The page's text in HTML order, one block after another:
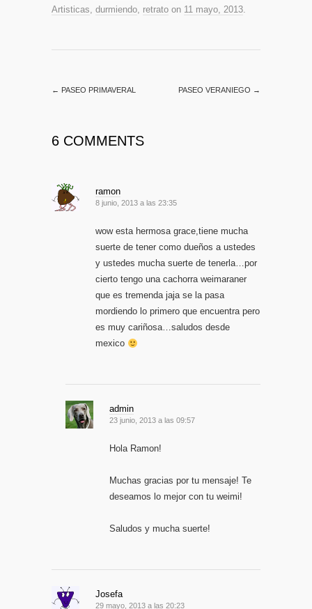
Artisticas, durmiendo, retrato on 11 mayo, 2013.
← PASEO PRIMAVERAL PASEO VERANIEGO →
6 COMMENTS
ramon
8 junio, 2013 a las 23:35
wow esta hermosa grace,tiene mucha
suerte de tener como dueños a ustedes
y ustedes mucha suerte de tenerla…por
cierto tengo una cachorra weimaraner
que es tremenda jaja se la pasa
mordiendo lo primero que encuentra pero
es muy cariñosa…saludos desde
mexico
admin
23 junio, 2013 a las 09:57
Hola Ramon!
Muchas gracias por tu mensaje! Te
deseamos lo mejor con tu weimi!
Saludos y mucha suerte!
Josefa
29 mayo, 2013 a las 20:23